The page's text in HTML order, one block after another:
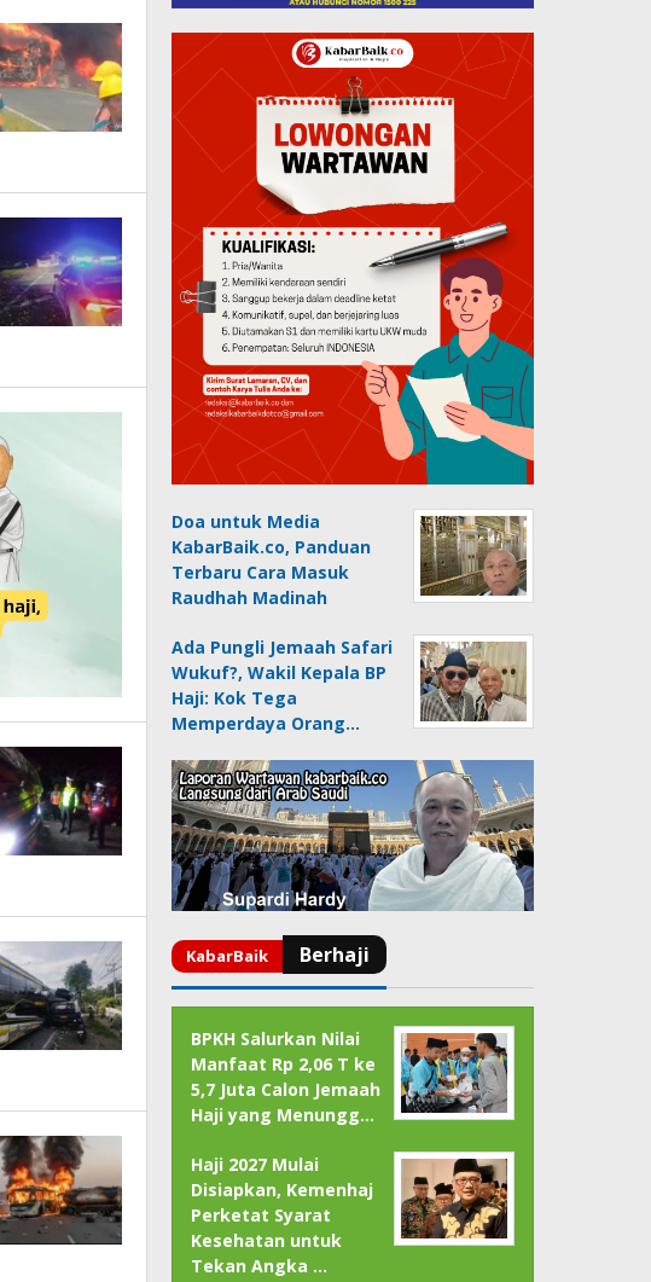
Doa untuk Media
KabarBaik.co, Panduan
Terbaru Cara Masuk
Raudhah Madinah
Ada Pungli Jemaah Safari
Wukuf?, Wakil Kepala BP
Haji: Kok Tega
Memperdaya Orang…
BPKH Salurkan Nilai
Manfaat Rp 2,06 T ke
5,7 Juta Calon Jemaah
Haji yang Menungg…
Haji 2027 Mulai
Disiapkan, Kemenhaj
Perketat Syarat
Kesehatan untuk
Tekan Angka …